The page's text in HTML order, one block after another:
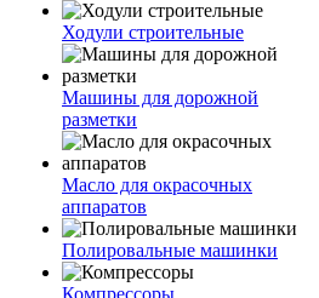
Ходули строительные
Машины для дорожной
разметки
Масло для окрасочных
аппаратов
Полировальные машинки
Компрессоры